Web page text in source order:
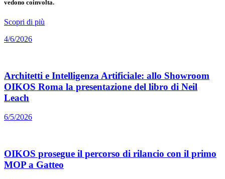
vedono coinvolta.
Scopri di più
4/6/2026
Architetti e Intelligenza Artificiale: allo Showroom
OIKOS Roma la presentazione del libro di Neil
Leach
6/5/2026
OIKOS prosegue il percorso di rilancio con il primo
MOP a Gatteo